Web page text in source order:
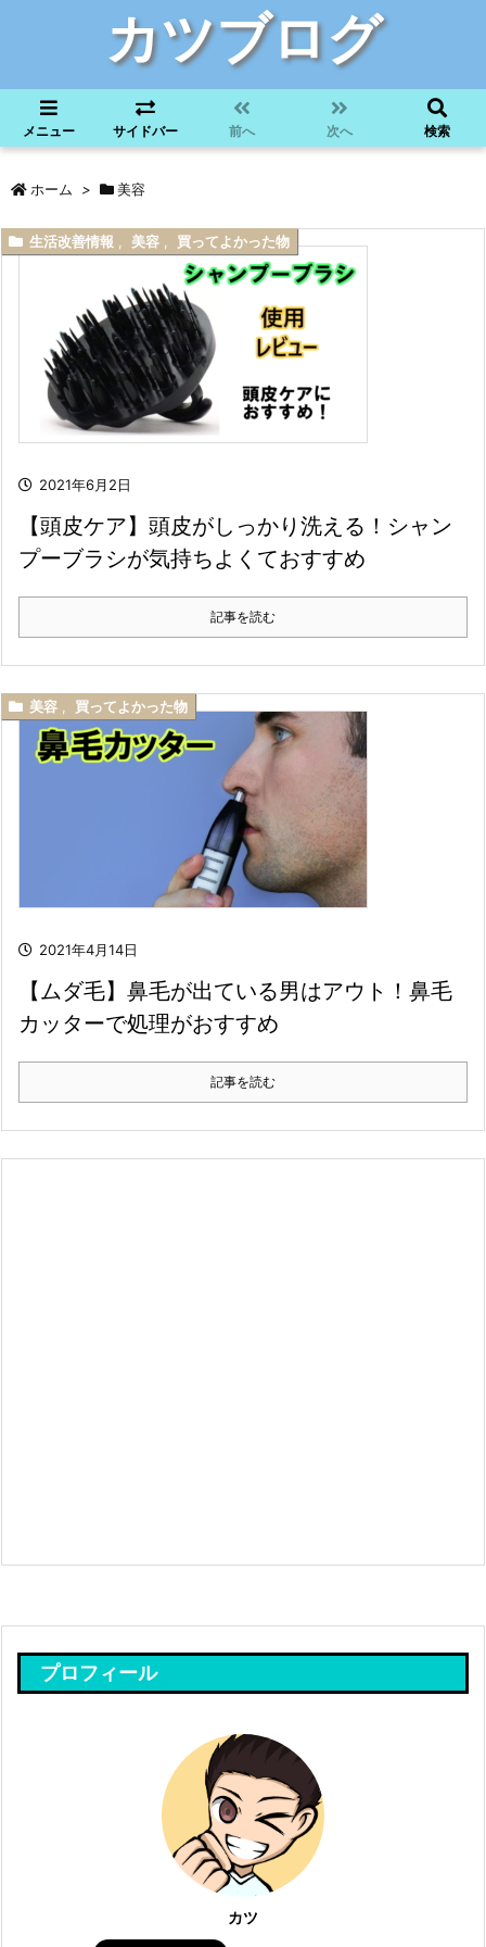
カツブログ
メニュー サイドバー 前へ 次へ 検索
ホーム > 美容
2021年6月2日
生活改善情報 美容 買ってよかった物
【頭皮ケア】頭皮がしっかり洗える！シャン
プーブラシが気持ちよくておすすめ
記事を読む
2021年4月14日
美容 買ってよかった物
【ムダ毛】鼻毛が出ている男はアウト！鼻毛
カッターで処理がおすすめ
記事を読む
プロフィール
カツ